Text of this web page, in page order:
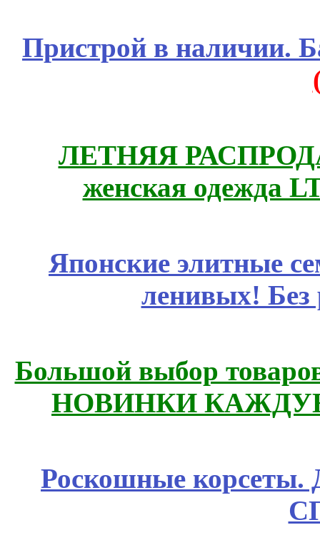
Пристрой в наличии.
ЛЕТНЯЯ
женская одежда
Японские элитные
ленивых!
Большой выбор
НОВИНКИ
Роскошные корсеты.